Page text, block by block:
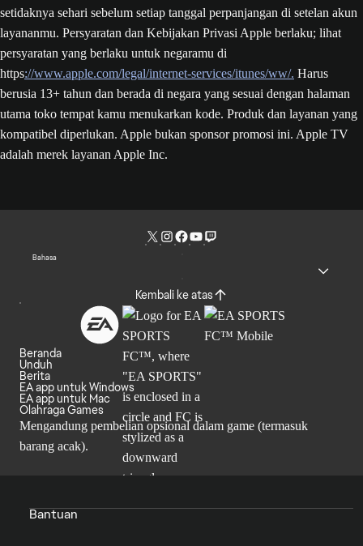
setidaknya sehari sebelum setiap tanggal perpanjangan di setelan akun
layananmu. Persyaratan dan Kebijakan Privasi Apple berlaku; lihat
persyaratan yang berlaku untuk negaramu di
https://www.apple.com/legal/internet-services/itunes/ww/. Harus
berusia 13+ tahun dan berada di negara yang sesuai dengan halaman
utama toko tempat kamu menukarkan kode. Produk dan layanan yang
kompatibel diperlukan. Apple bukan sponsor promosi ini. Apple TV
adalah merek layanan Apple Inc.
Bahasa
Kembali ke atas
Beranda
Unduh
Berita
EA app untuk Windows
EA app untuk Mac
Olahraga Games
Mengandung pembelian opsional dalam game (termasuk
barang acak).
Bantuan